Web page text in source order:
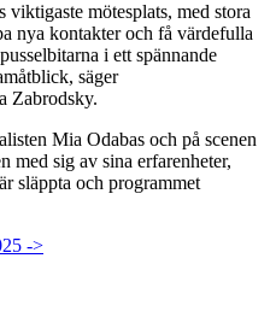
viktigaste mötesplats, med stora
nya kontakter och få värdefulla
i ett spännande
säger
Zabrodsky.
Mia Odabas och på scenen
med sig av sina erfarenheter,
släppta och programmet
->